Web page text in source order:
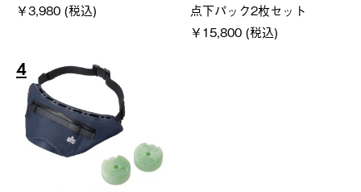
￥3,980 (税込)
点下パック2枚セット
￥15,800 (税込)
4